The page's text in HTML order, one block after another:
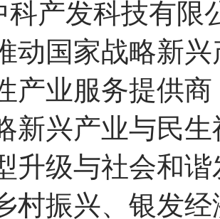
科产发科技有限
动国家战略新